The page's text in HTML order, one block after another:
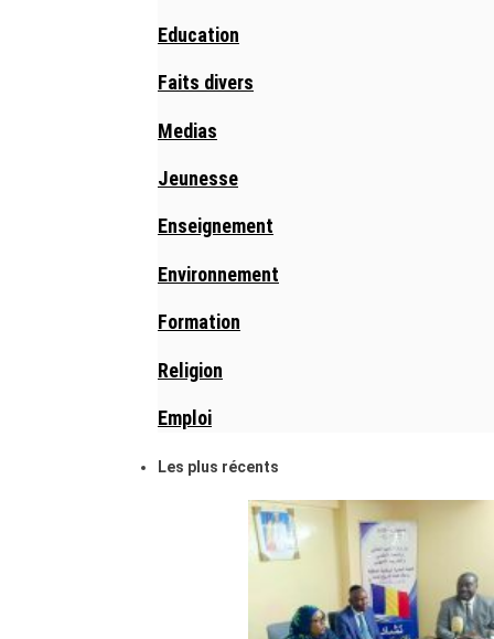
Education
Faits divers
Medias
Jeunesse
Enseignement
Environnement
Formation
Religion
Emploi
Les plus récents